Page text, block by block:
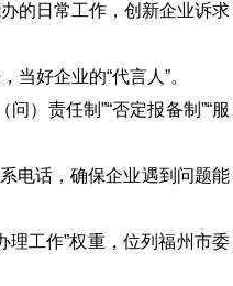
的日常工作，创新企业诉求
好企业的“代言人”。
）责任制”“否定报备制”“服
电话，确保企业遇到问题能
理工作”权重，位列福州市委